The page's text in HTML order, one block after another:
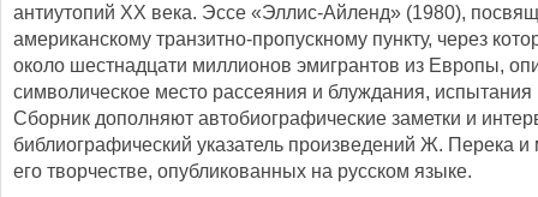
антиутопий XX века. Эссе «Эллис-Айленд» (1980),
американскому транзитно-пропускному пункту, через
около шестнадцати миллионов эмигрантов из Европы,
символическое место рассеяния и блуждания,
Сборник дополняют автобиографические заметки и
библиографический указатель произведений Ж. Перека и
его творчестве, опубликованных на русском языке.